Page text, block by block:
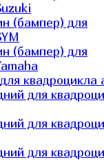
(бампер) для
(бампер) для
квадроцикла
для
для
для